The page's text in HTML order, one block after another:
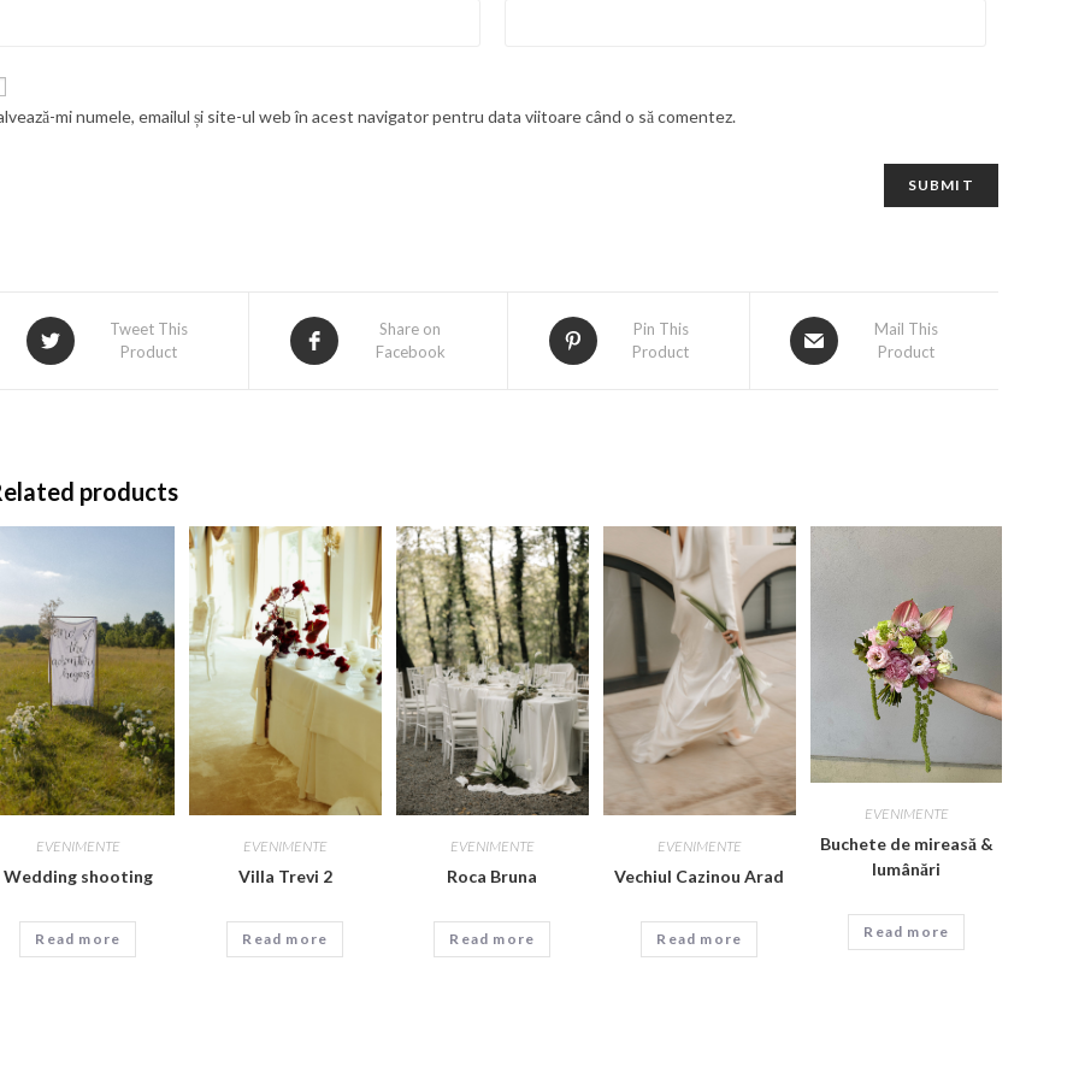
mi numele, emailul și site-ul web în acest navigator pentru data viitoare când o să comentez.
Tweet This
Product
Share on
Facebook
Pin This
Product
Mail This
Product
products
EVENIMENTE
Wedding shooting
Read more
EVENIMENTE
Villa Trevi 2
Read more
EVENIMENTE
Roca Bruna
Read more
EVENIMENTE
Vechiul Cazinou Arad
Read more
EVENIMENTE
Buchete de mireasă &
lumânări
Read more